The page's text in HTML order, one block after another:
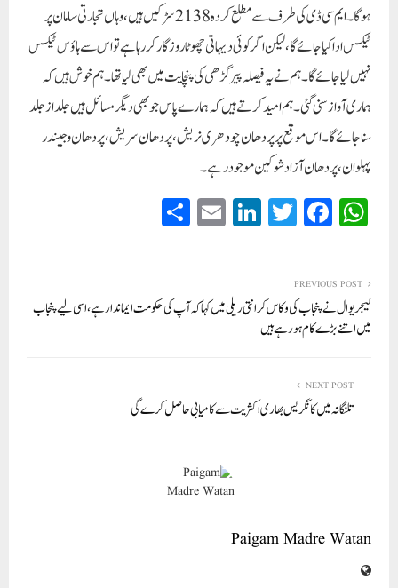
ہوگا۔ ایم سی ڈی کی طرف سے مطلع کردہ 2138 سڑکیں ہیں،وہاں تجارتی سامان پر
ٹیکس ادا کیا جائے گا، لیکن اگر کوئی دیہاتی چھوٹا روزگار کر رہا ہے تو اس سے ہاؤس ٹیکس
نہیں لیا جائے گا۔ ہم نے یہ فیصلہ پیر گڑھی کی پنچایت میں بھی لیا تھا۔ ہم خوش ہیں کہ
ہماری آواز سنی گئی۔ ہم امید کرتے ہیں کہ ہمارے پاس جو بھی دیگر مسائل ہیں جلد از جلد
سنا جائے گا۔ اس موقع پرپردھان چودھری نریش، پردھان سریش، پردھان وجیندر
پہلوان، پردھان آزاد شوکین موجود رہے۔
W
ha
A
pp
Fa
ce
ok
T
wi
r
Li
nk
In
E
m
PREVIOUS POST
کیجریوال نے پنجاب کی وکاس کرانتی ریلی میں کہا کہ آپ کی حکومت ایماندار ہے، اسی لیے پنجاب
میں اتنے بڑے کام ہو رہے ہیں
NEXT POST
تلنگانہ میں کانگریس بھاری اکثریت سے کامیابی حاصل کرے گی
Paigam Madre Watan